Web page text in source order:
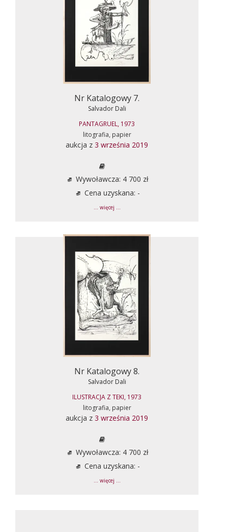
Nr Katalogowy 7.
Salvador Dali
PANTAGRUEL, 1973
litografia, papier
aukcja z 3 września 2019
Wywoławcza: 4 700 zł
Cena uzyskana: -
... więcej ...
Nr Katalogowy 8.
Salvador Dali
ILUSTRACJA Z TEKI, 1973
litografia, papier
aukcja z 3 września 2019
Wywoławcza: 4 700 zł
Cena uzyskana: -
... więcej ...